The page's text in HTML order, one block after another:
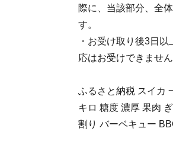
際に、当該部分、全
す。
・お受け取り後3日
応はお受けできませ
ふるさと納税 スイカ
キロ 糖度 濃厚 果肉
割り バーベキュー